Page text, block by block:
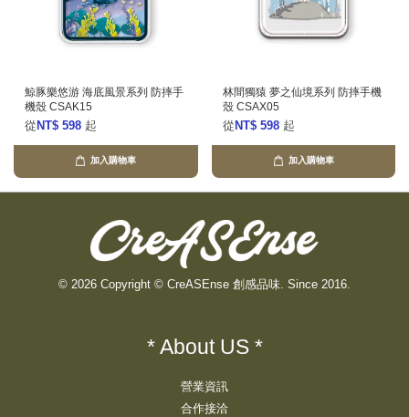
鯨豚樂悠游 海底風景系列 防摔手
機殼 CSAK15
從 NT$ 598 起
加入購物車
林間獨猿 夢之仙境系列 防摔手機
殼 CSAX05
從 NT$ 598 起
加入購物車
© 2026 Copyright © CreASEnse 創感品味. Since 2016.
* About US *
營業資訊
合作接洽